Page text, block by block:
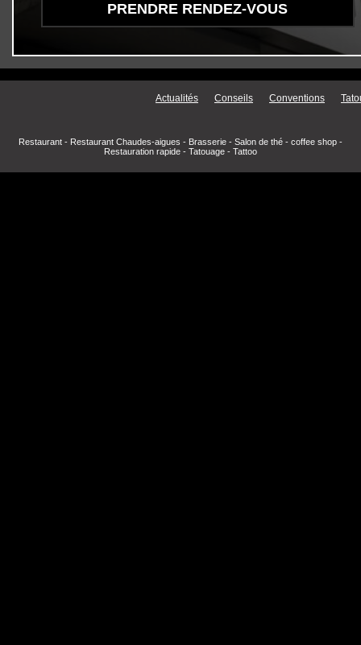
PRENDRE RENDEZ-VOUS
Menu secondaire
Actualités Conseils Conventions
Restaurant - Restaurant Chaudes-aigues - Brasserie - Salon de thé - coffee shop -
Restauration rapide - Tatouage - Tattoo